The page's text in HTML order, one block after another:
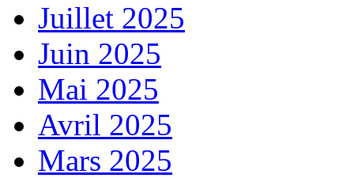
Juillet 2025
Juin 2025
Mai 2025
Avril 2025
Mars 2025